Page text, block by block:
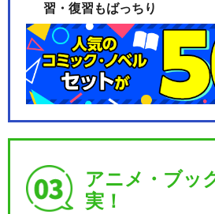
習・復習もばっちり
アニメ・ブッ
実！